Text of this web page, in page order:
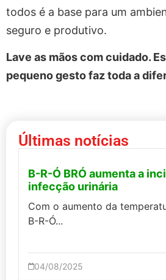
todos é a base para um
seguro e produtivo.
Lave as mãos com cuidado.
pequeno gesto faz toda a
Últimas notícias
B-R-Ó BRÓ aumenta a
infecção urinária
Com o aumento da
B-R-Ó...
04/08/2025